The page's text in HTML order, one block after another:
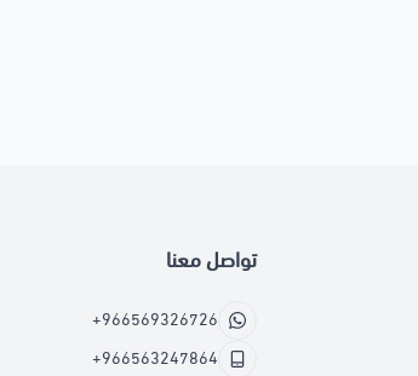
تواصل معنا
+966569326726
+966563247864